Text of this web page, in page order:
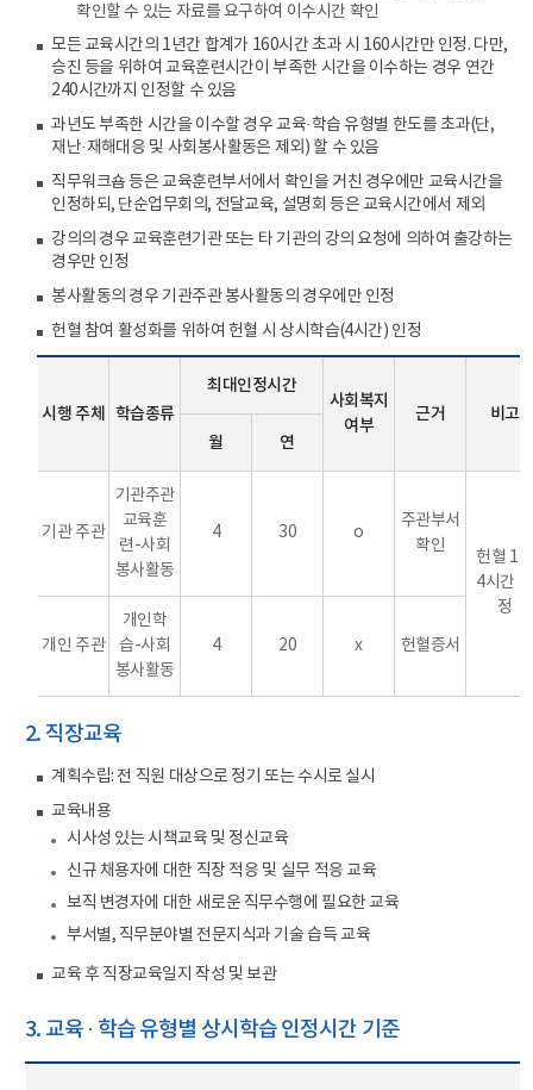
확인할 수 있는 자료를 요구하여 이수시간 확인
모든 교육시간의 1년간 합계가 160시간 초과 시 160시간만 인정. 다만,
승진 등을 위하여 교육훈련시간이 부족한 시간을 이수하는 경우 연간
240시간까지 인정할 수 있음
과년도 부족한 시간을 이수할 경우 교육·학습 유형별 한도를 초과(단,
재난·재해대응 및 사회봉사활동은 제외) 할 수 있음
직무워크숍 등은 교육훈련부서에서 확인을 거친 경우에만 교육시간을
인정하되, 단순업무회의, 전달교육, 설명회 등은 교육시간에서 제외
강의의 경우 교육훈련기관 또는 타 기관의 강의 요청에 의하여 출강하는
경우만 인정
봉사활동의 경우 기관주관 봉사활동의 경우에만 인정
헌혈 참여 활성화를 위하여 헌혈 시 상시학습(4시간) 인정
시행 주체 학습종류
최대인정시간
사회복지
여부
근거
비고
월
연
기관 주관
기관주관
교육훈
련-사회
봉사활동
4 30 o
주관부서
확인
헌혈 1회
4시간 인
정
개인 주관
개인학
습-사회
봉사활동
4 20 x 헌혈증서
2. 직장교육
계획수립: 전 직원 대상으로 정기 또는 수시로 실시
교육내용
시사성 있는 시책교육 및 정신교육
신규 채용자에 대한 직장 적응 및 실무 적응 교육
보직 변경자에 대한 새로운 직무수행에 필요한 교육
부서별, 직무분야별 전문지식과 기술 습득 교육
교육 후 직장교육일지 작성 및 보관
3. 교육 · 학습 유형별 상시학습 인정시간 기준